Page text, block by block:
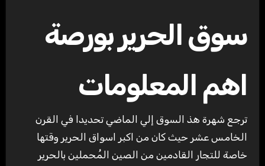
سوق الحرير بورصة
اهم المعلومات
ترجع شهرة هذ السوق إلي الماضي تحديدا في القرن
الخامس عشر حيث كان من اكبر اسواق الحرير وقتها
خاصة للتجار القادمين من الصين المُحملين بالحرير